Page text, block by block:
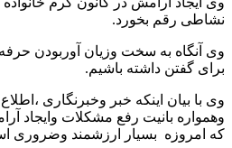
نشاطی رقم بخورد.
وی آنگاه به سخت وزیان آوربودن
برای گفتن داشته باشیم.
وی با بیان اینکه خبر وخبرنگاری
وهمواره بانیت رفع مشکلات وایجاد
که امروزه بسیار ارزشمند وضروری